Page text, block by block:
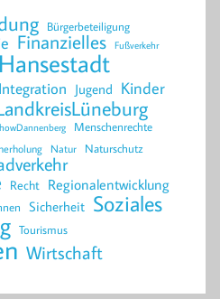
Bürgerbeteiligung
Finanzielles Fußverkehr
Hansestadt
Jugend Kinder
Menschenrechte
Natur Naturschutz
Recht Regionalentwicklung
Sicherheit Soziales
Tourismus
Wirtschaft